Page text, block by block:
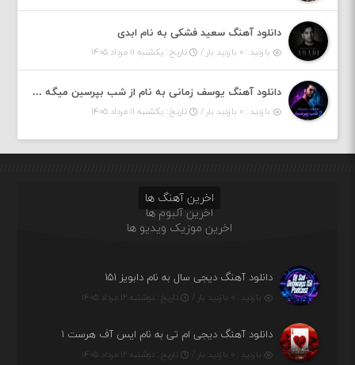
دانلود آهنگ سعید فشکی به نام ابدی
بازدید : ۰ بازدید بار / تاریخ : یکشنبه ۱۱ مرداد ۱۴۰۵
دانلود آهنگ یوسف زمانی به نام از شب بپرسین میگه چه روزگاری دارم
بازدید : ۰ بازدید بار / تاریخ : یکشنبه ۱۱ مرداد ۱۴۰۵
اخرین آهنگ ها
اخرین آلبوم ها
اخرین موزیک ویدیو ها
دانلود آهنگ دیجی سال به نام دابویز ۱۵۱
بازدید : ۰ بازدید بار / تاریخ : دوشنبه ۱۲ مرداد ۱۴۰۵
دانلود آهنگ دیجی ام تی به نام ایس آف هرست ۱
بازدید : ۰ بازدید بار / تاریخ : دوشنبه ۱۲ مرداد ۱۴۰۵